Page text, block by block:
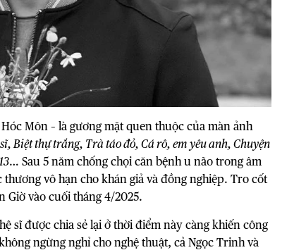
Môn – là gương mặt quen thuộc của màn ảnh
Biệt thự trắng, Trà táo đỏ, Cá rô, em yêu anh, Chuyện
… Sau 5 năm chống chọi căn bệnh u não trong âm
vô hạn cho khán giả và đồng nghiệp. Tro cốt
Giờ vào cuối tháng 4/2025.
sĩ được chia sẻ lại ở thời điểm này càng khiến công
ngừng nghỉ cho nghệ thuật, cả Ngọc Trinh và